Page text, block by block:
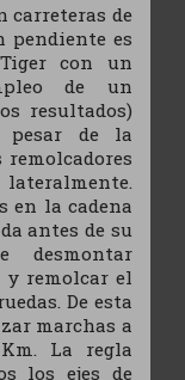
carreteras de
pendiente es
con un
de un
resultados)
pesar de la
en la cadena
antes de su
desmontar
y remolcar el
De esta
marchas a
La regla
los ejes de